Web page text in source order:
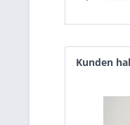
Kunden